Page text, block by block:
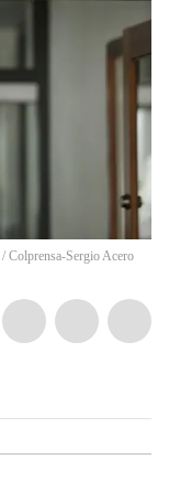
/ Colprensa-Sergio Acero